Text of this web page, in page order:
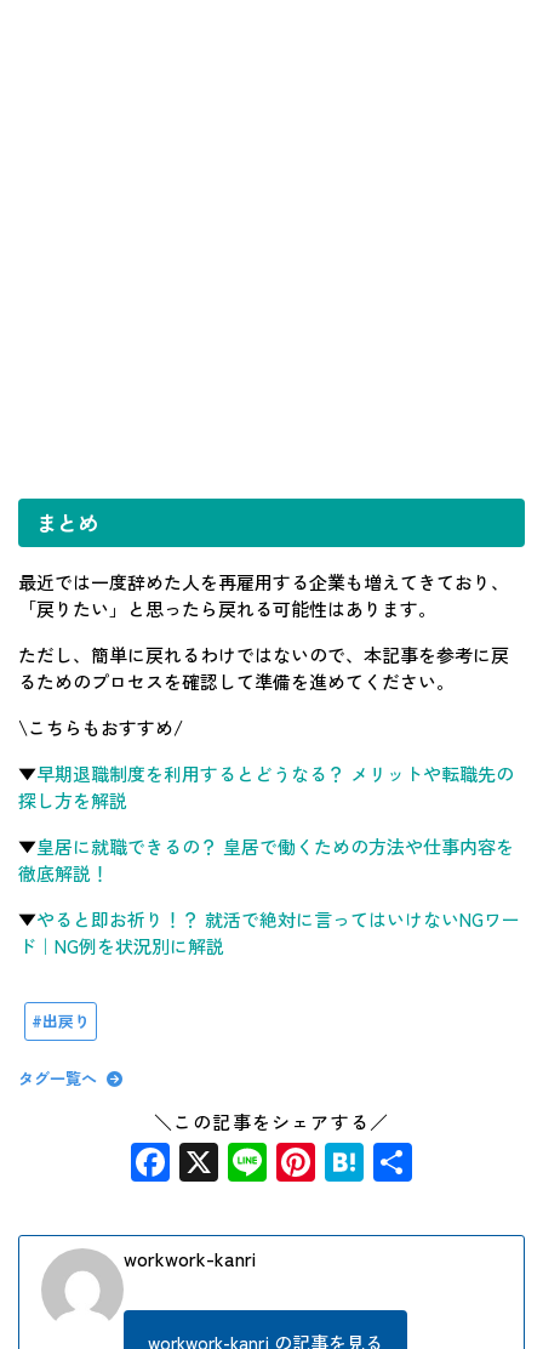
まとめ
最近では一度辞めた人を再雇用する企業も増えてきており、
「戻りたい」と思ったら戻れる可能性はあります。
ただし、簡単に戻れるわけではないので、本記事を参考に戻
るためのプロセスを確認して準備を進めてください。
\こちらもおすすめ/
▼早期退職制度を利用するとどうなる？ メリットや転職先の
探し方を解説
▼皇居に就職できるの？ 皇居で働くための方法や仕事内容を
徹底解説！
▼やると即お祈り！？ 就活で絶対に言ってはいけないNGワー
ド｜NG例を状況別に解説
出戻り
タグ一覧へ
＼この記事をシェアする／
Facebook
X LinePinterest
Hatena
workwork-kanri
workwork-kanri の記事を見る